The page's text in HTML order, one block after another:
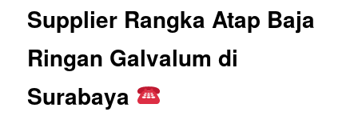
Supplier Rangka Atap Baja
Ringan Galvalum di
Surabaya